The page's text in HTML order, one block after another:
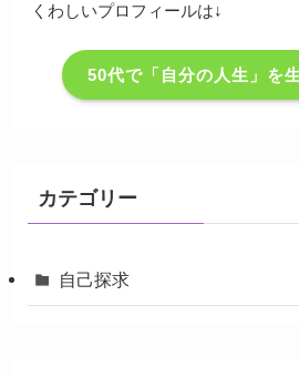
くわしいプロフィールは↓
50代で「自分の人生」を
カテゴリー
自己探求